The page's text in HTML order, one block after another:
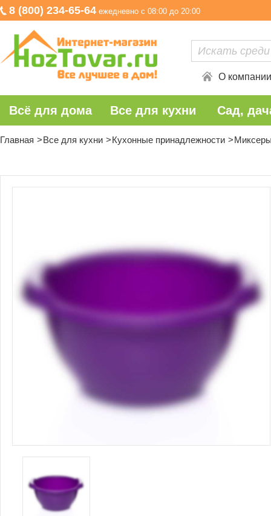
8 (800) 234-65-64 ежедневно с 08:00 до 20:00
О компании
Всё для дома Все для кухни Сад,
Главная Все для кухни Кухонные принадлежности